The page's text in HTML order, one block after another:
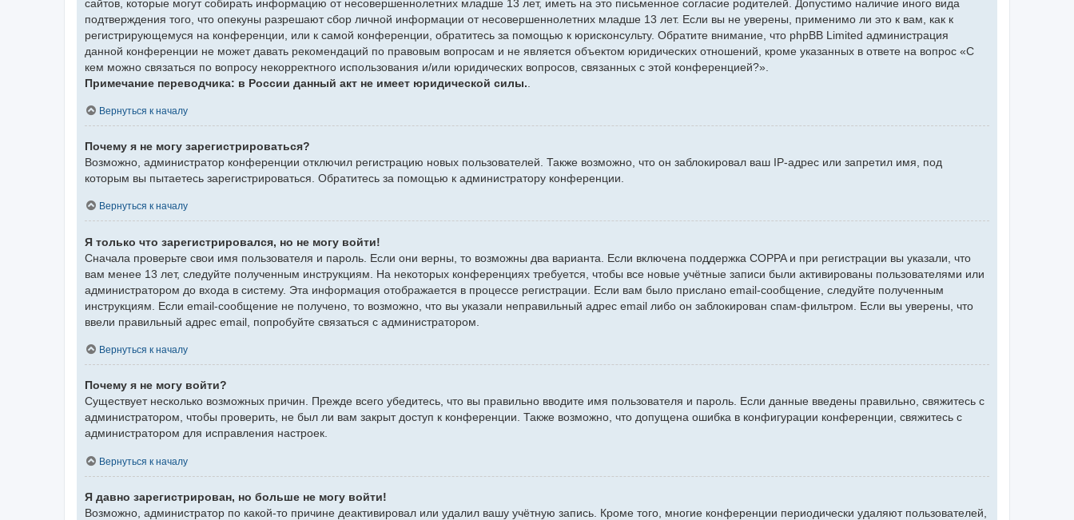
сайтов, которые могут собирать информацию от несовершеннолетних младше 13 лет, иметь на это письменное согласие родителей. Допустимо наличие иного вида
подтверждения того, что опекуны разрешают сбор личной информации от несовершеннолетних младше 13 лет. Если вы не уверены, применимо ли это к вам, как к
регистрирующемуся на конференции, или к самой конференции, обратитесь за помощью к юрисконсульту. Обратите внимание, что phpBB Limited администрация
данной конференции не может давать рекомендаций по правовым вопросам и не является объектом юридических отношений, кроме указанных в ответе на вопрос «С
кем можно связаться по вопросу некорректного использования и/или юридических вопросов, связанных с этой конференцией?».
Примечание переводчика: в России данный акт не имеет юридической силы.
Вернуться к началу
Почему я не могу зарегистрироваться?
Возможно, администратор конференции отключил регистрацию новых пользователей. Также возможно, что он заблокировал ваш IP-адрес или запретил имя, под
которым вы пытаетесь зарегистрироваться. Обратитесь за помощью к администратору конференции.
Вернуться к началу
Я только что зарегистрировался, но не могу войти!
Сначала проверьте свои имя пользователя и пароль. Если они верны, то возможны два варианта. Если включена поддержка COPPA и при регистрации вы указали, что
вам менее 13 лет, следуйте полученным инструкциям. На некоторых конференциях требуется, чтобы все новые учётные записи были активированы пользователями или
администратором до входа в систему. Эта информация отображается в процессе регистрации. Если вам было прислано email-сообщение, следуйте полученным
инструкциям. Если email-сообщение не получено, то возможно, что вы указали неправильный адрес email либо он заблокирован спам-фильтром. Если вы уверены, что
ввели правильный адрес email, попробуйте связаться с администратором.
Вернуться к началу
Почему я не могу войти?
Существует несколько возможных причин. Прежде всего убедитесь, что вы правильно вводите имя пользователя и пароль. Если данные введены правильно, свяжитесь с
администратором, чтобы проверить, не был ли вам закрыт доступ к конференции. Также возможно, что допущена ошибка в конфигурации конференции, свяжитесь с
администратором для исправления настроек.
Вернуться к началу
Я давно зарегистрирован, но больше не могу войти!
Возможно, администратор по какой-то причине деактивировал или удалил вашу учётную запись. Кроме того, многие конференции периодически удаляют пользователей,